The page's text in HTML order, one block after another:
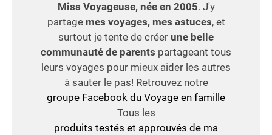
Miss Voyageuse, née en 2005. J'y
partage mes voyages, mes astuces, et
surtout je tente de créer une belle
communauté de parents partageant tous
leurs voyages pour mieux aider les autres
à sauter le pas! Retrouvez notre
groupe Facebook du Voyage en famille
Tous les
produits testés et approuvés de ma